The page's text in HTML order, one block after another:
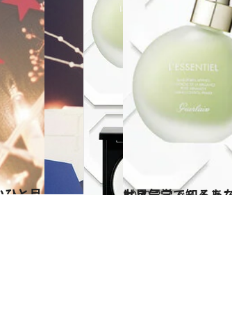
2020.3.7
九星気学で知るあなたの開運美容 2020年にやるべき自分磨きのコツは？
ビューティ＆ヘル